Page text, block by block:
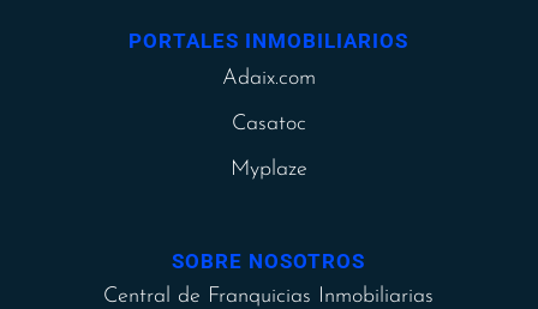
PORTALES INMOBILIARIOS
Adaix.com
Casatoc
Myplaze
SOBRE NOSOTROS
Central de Franquicias Inmobiliarias